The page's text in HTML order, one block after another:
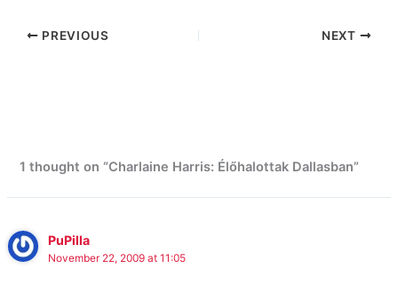
PREVIOUS NEXT
1 thought on “Charlaine Harris: Élőhalottak Dallasban”
PuPilla
November 22, 2009 at 11:05